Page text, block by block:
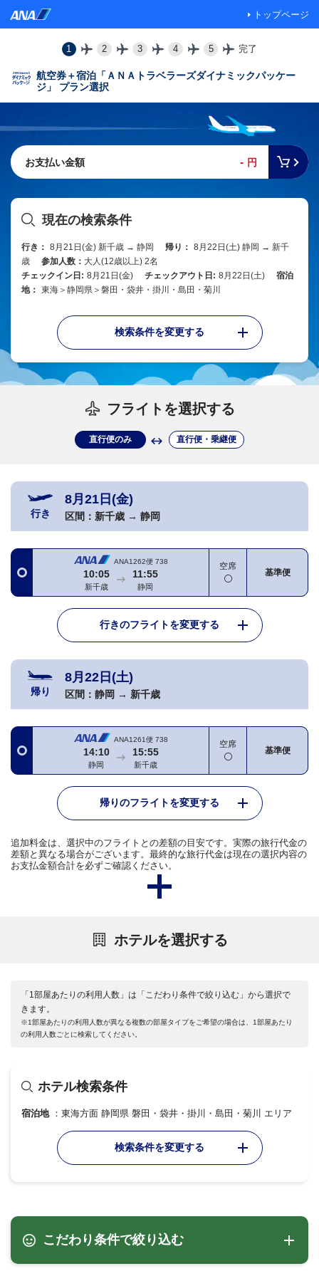
トップページ
1 2 3 4 5 完了
航空券＋宿泊「ＡＮＡトラベラーズダイナミックパッケー
ジ」 プラン選択
お支払い金額 - 円
現在の検索条件
行き： 8月21日(金) 新千歳 → 静岡 帰り： 8月22日(土) 静岡 → 新千
歳
参加人数： 大人(12歳以上) 2名
チェックイン日: 8月21日(金) チェックアウト日: 8月22日(土)
宿泊
地： 東海＞静岡県＞磐田・袋井・掛川・島田・菊川
検索条件を変更する
フライトを選択する
直行便のみ 直行便・乗継便
行き
8月21日(金)
区間： 新千歳 → 静岡
ANA1262便 738
10:05
新千歳
11:55
静岡
空席
基準便
行きのフライトを変更する
帰り
8月22日(土)
区間： 静岡 → 新千歳
ANA1261便 738
14:10
静岡
15:55
新千歳
空席
基準便
帰りのフライトを変更する
追加料金は、選択中のフライトとの差額の目安です。実際の旅行代金の
差額と異なる場合がございます。最終的な旅行代金は現在の選択内容の
お支払金額合計を必ずご確認ください。
ホテルを選択する
「1部屋あたりの利用人数」は「こだわり条件で絞り込む」から選択で
きます。
※1部屋あたりの利用人数が異なる複数の部屋タイプをご希望の場合は、1部屋あたり
の利用人数ごとに検索してください。
ホテル検索条件
宿泊地 東海方面 静岡県 磐田・袋井・掛川・島田・菊川 エリア
検索条件を変更する
こだわり条件で絞り込む